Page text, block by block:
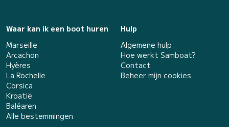
Waar kan ik een boot huren
Marseille
Arcachon
Hyères
La Rochelle
Corsica
Kroatië
Baléaren
Alle bestemmingen
Hulp
Algemene hulp
Hoe werkt Samboat?
Contact
Beheer mijn cookies